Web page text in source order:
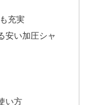
充実
安い加圧シャ
い方